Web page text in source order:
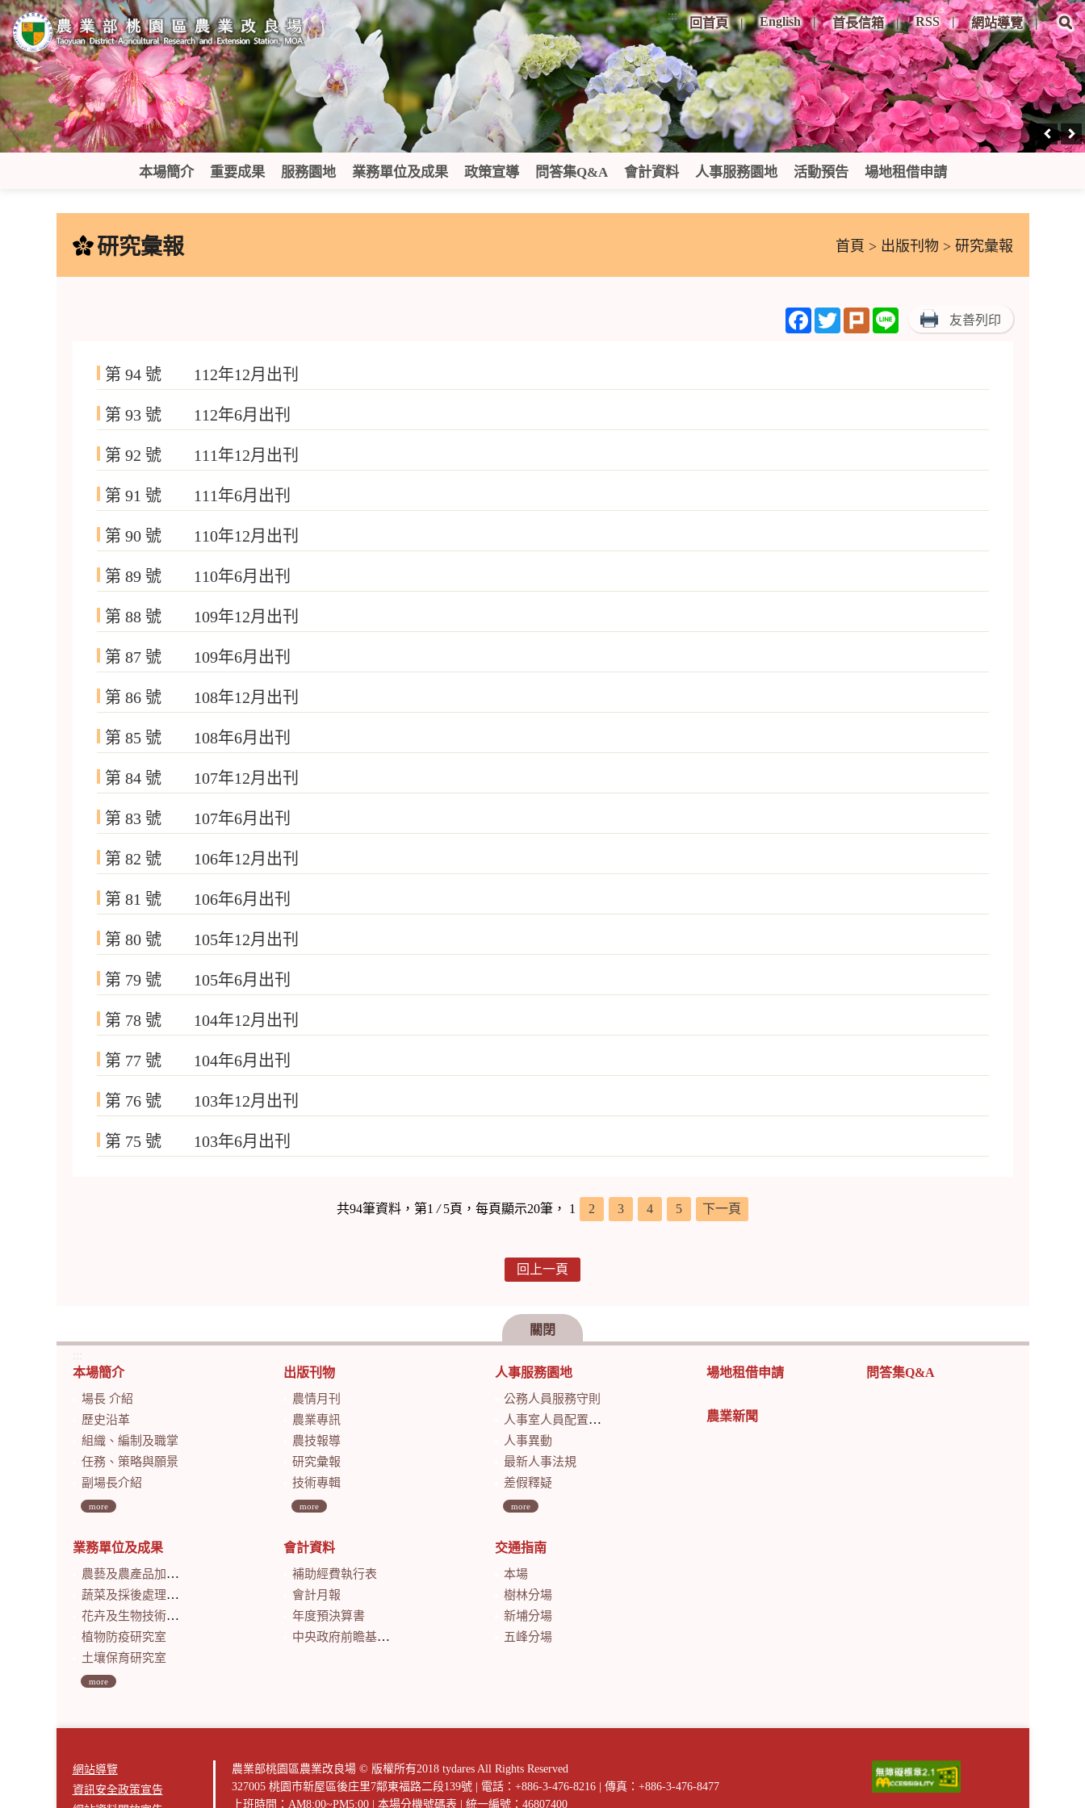
跳
到
主
要
內
容
區
塊
:::
回首頁 English 首長信箱 RSS 網站導覽
本場簡介 重要成果 服務園地 業務單位及成果 政策宣導 問答集Q&A 會計資料 人事服務園地 活動預告 場地租借申請
研究彙報 首頁 > 出版刊物 > 研究彙報
Facebook
TwitterPlurk Line 友善列印
第 94 號 112年12月出刊
第 93 號 112年6月出刊
第 92 號 111年12月出刊
第 91 號 111年6月出刊
第 90 號 110年12月出刊
第 89 號 110年6月出刊
第 88 號 109年12月出刊
第 87 號 109年6月出刊
第 86 號 108年12月出刊
第 85 號 108年6月出刊
第 84 號 107年12月出刊
第 83 號 107年6月出刊
第 82 號 106年12月出刊
第 81 號 106年6月出刊
第 80 號 105年12月出刊
第 79 號 105年6月出刊
第 78 號 104年12月出刊
第 77 號 104年6月出刊
第 76 號 103年12月出刊
第 75 號 103年6月出刊
共94筆資料，第1 /5頁，每頁顯示20筆， 1 2 3 4 5 下一頁
回上一頁
關閉
:::
本場簡介
場長 介紹
歷史沿革
組織、編制及職掌
任務、策略與願景
副場長介紹
more
業務單位及成果
農藝及農產品加工研究室
蔬菜及採後處理研究室
花卉及生物技術研究室
植物防疫研究室
土壤保育研究室
more
出版刊物
農情月刊
農業專訊
農技報導
研究彙報
技術專輯
more
會計資料
補助經費執行表
會計月報
年度預決算書
中央政府前瞻基礎建設計畫特別預算會計月報
人事服務園地
公務人員服務守則
人事室人員配置及業務職掌
人事異動
最新人事法規
差假釋疑
more
交通指南
本場
樹林分場
新埔分場
五峰分場
場地租借申請
農業新聞
問答集Q&A
網站導覽
資訊安全政策宣告
農業部桃園區農業改良場 © 版權所有2018 tydares All Rights Reserved
327005 桃園市新屋區後庄里7鄰東福路二段139號
電話：+886-3-476-8216
傳真：+886-3-476-8477
上班時間：AM8:00~PM5:00
本場分機號碼表 統一編號：46807400